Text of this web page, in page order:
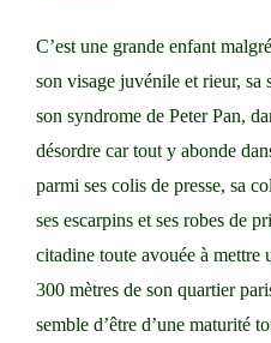
C’est une grande enfant
son visage juvénile et rieur, sa
son syndrome de Peter Pan,
désordre car tout y abonde
parmi ses colis de presse, sa
ses escarpins et ses robes de
citadine toute avouée à mettre
300 mètres de son quartier
semble d’être d’une maturité